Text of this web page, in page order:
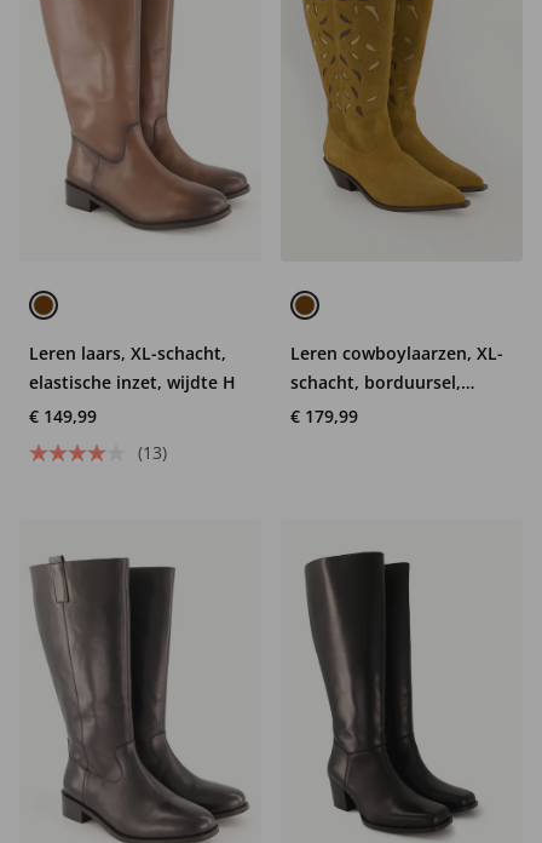
Leren laars, XL-schacht,
elastische inzet, wijdte H
€ 149,99
(13)
Leren cowboylaarzen, XL-
schacht, borduursel,
wijdte H
€ 179,99